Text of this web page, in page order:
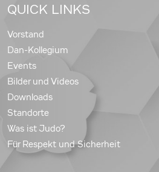
QUICK LINKS
Vorstand
Dan-Kollegium
Events
Bilder und Videos
Downloads
Standorte
Was ist Judo?
Für Respekt und Sicherheit